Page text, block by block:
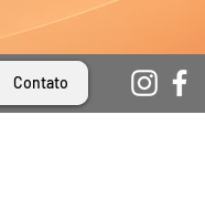
Contato